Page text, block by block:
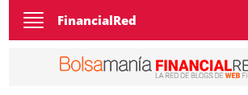
Toggle
navigation
FinancialRed